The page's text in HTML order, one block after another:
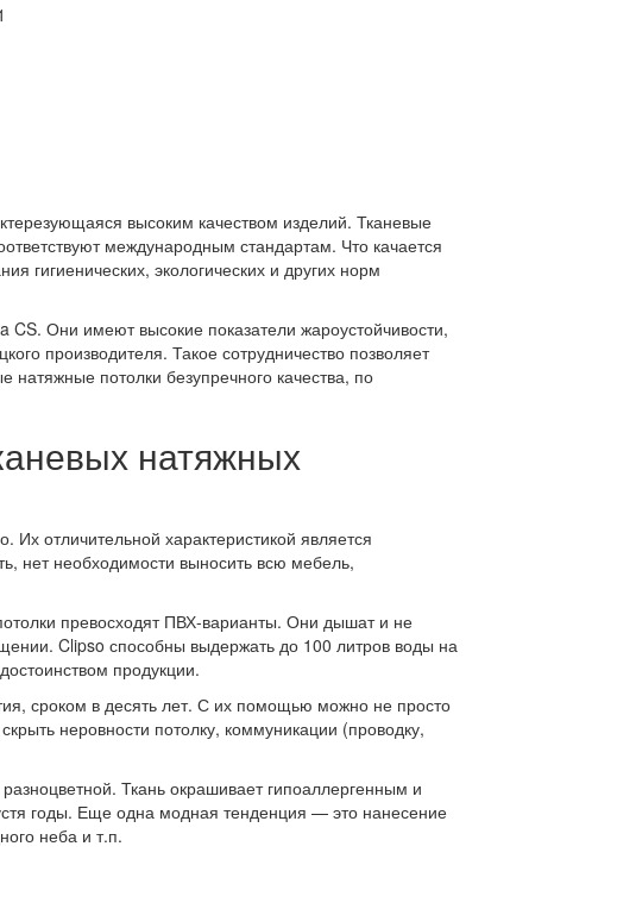
высоким качеством изделий. Тканевые
международным стандартам. Что качается
гигиенических, экологических и других норм
CS. Они имеют высокие показатели жароустойчивости,
производителя. Такое сотрудничество позволяет
натяжные потолки безупречного качества, по
натяжных
отличительной характеристикой является
нет необходимости выносить всю мебель,
превосходят ПВХ-варианты. Они дышат и не
Clipso способны выдержать до 100 литров воды на
продукции.
сроком в десять лет. С их помощью можно не просто
неровности потолку, коммуникации (проводку,
Ткань окрашивает гипоаллергенным и
годы. Еще одна модная тенденция — это нанесение
неба и т.п.